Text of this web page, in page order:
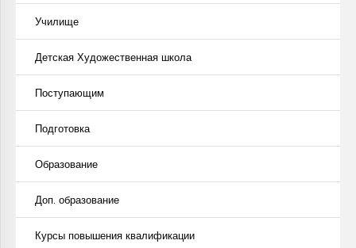
Училище
Детская Художественная школа
Поступающим
Подготовка
Образование
Доп. образование
Курсы повышения квалификации